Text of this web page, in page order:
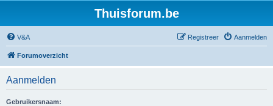
Thuisforum.be
V&A Aanmelden
Registreer
Forumoverzicht
Aanmelden
Gebruikersnaam: